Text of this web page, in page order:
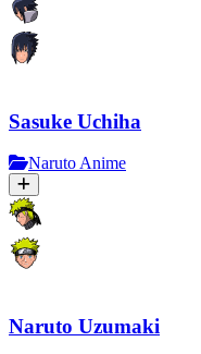
Sasuke Uchiha
Naruto Anime
Naruto Uzumaki